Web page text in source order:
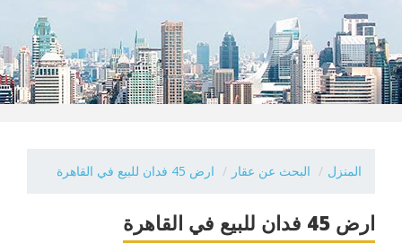
المنزل البحث عن عقار ارض 45 فدان للبيع في القاهرة
ارض 45 فدان للبيع في القاهرة